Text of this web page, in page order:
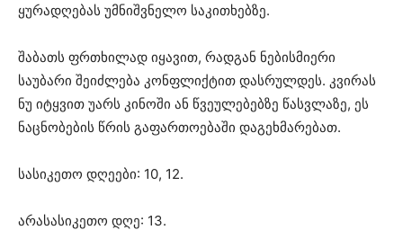
ყურადღებას უმნიშვნელო საკითხებზე.
შაბათს ფრთხილად იყავით, რადგან ნებისმიერი
საუბარი შეიძლება კონფლიქტით დასრულდეს. კვირას
ნუ იტყვით უარს კინოში ან წვეულებებზე წასვლაზე, ეს
ნაცნობების წრის გაფართოებაში დაგეხმარებათ.
სასიკეთო დღეები: 10, 12.
არასასიკეთო დღე: 13.